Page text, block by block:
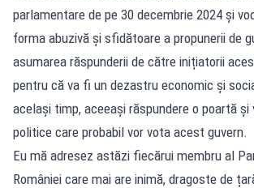
parlamentare de pe 30 decembrie 2024 și
forma abuzivă și sfidătoare a propunerii de
asumarea răspunderii de către inițiatorii
pentru că va fi un dezastru economic și
același timp, aceeași răspundere o poartă
politice care probabil vor vota acest guvern.
Eu mă adresez astăzi fiecărui membru al
României care mai are inimă, dragoste de